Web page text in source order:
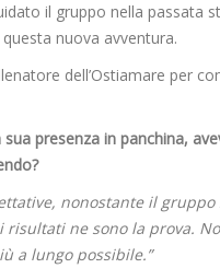
il gruppo nella passata
nuova avventura.
dell’Ostiamare per
presenza in panchina,
nonostante il
ne sono la prova.
a lungo possibile.”